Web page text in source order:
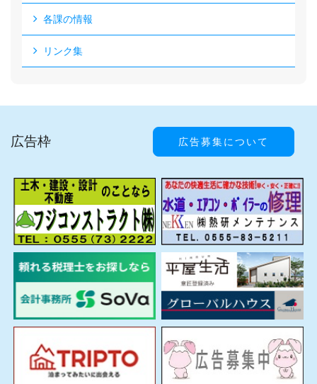
各課の情報
リンク集
広告枠 広告募集について